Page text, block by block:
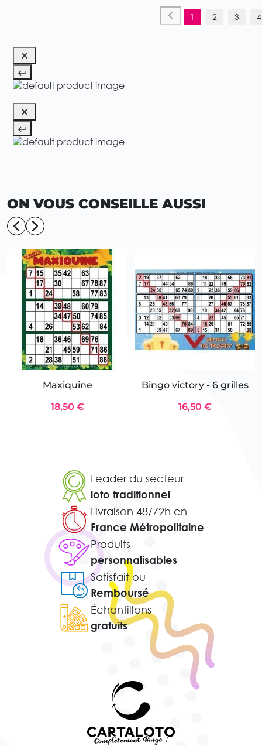
1 2 3 4
ON VOUS CONSEILLE AUSSI
Maxiquine
18,50 €
Bingo victory - 6 grilles
16,50 €
Leader du secteur
loto traditionnel
Livraison 48/72h en
France Métropolitaine
Produits
personnalisables
Satisfait ou
Remboursé
Échantillons
gratuits